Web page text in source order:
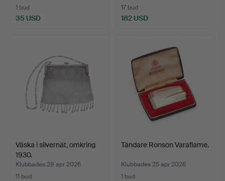
1 bud
35 USD
17 bud
182 USD
Väska i silvernät, omkring
1930.
Klubbades 28 apr 2026
11 bud
Tändare Ronson Varaflame.
Klubbades 25 apr 2026
1 bud